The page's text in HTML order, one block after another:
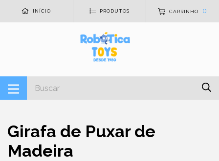
INÍCIO PRODUTOS CARRINHO 0
Girafa de Puxar de
Madeira